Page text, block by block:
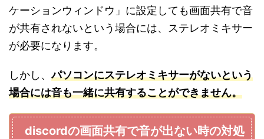
ケーションウィンドウ」に設定しても画面共有で音
が共有されないという場合には、ステレオミキサー
が必要になります。
しかし、パソコンにステレオミキサーがないという
場合には音も一緒に共有することができません。
discordの画面共有で音が出ない時の対処